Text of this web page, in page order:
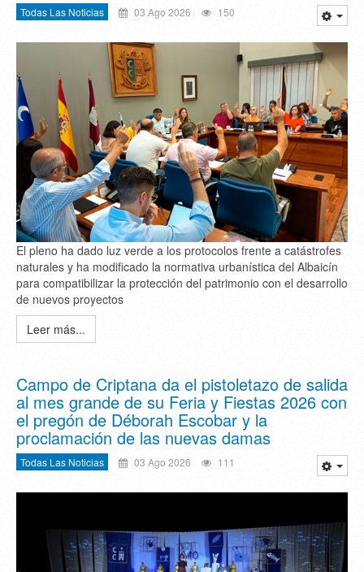
Todas Las Noticias 03 Ago 2026 150
El pleno ha dado luz verde a los protocolos frente a catástrofes
naturales y ha modificado la normativa urbanística del Albaicín
para compatibilizar la protección del patrimonio con el desarrollo
de nuevos proyectos
Leer más...
Campo de Criptana da el pistoletazo de salida
al mes grande de su Feria y Fiestas 2026 con
el pregón de Déborah Escobar y la
proclamación de las nuevas damas
Todas Las Noticias 03 Ago 2026 111